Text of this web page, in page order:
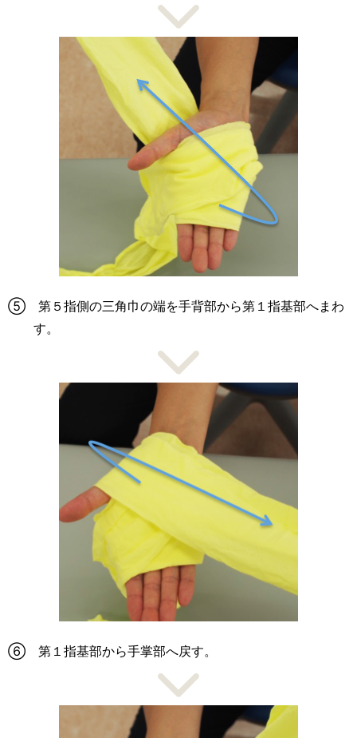
⑤ 第５指側の三角巾の端を手背部から第１指基部へまわ
す。
⑥ 第１指基部から手掌部へ戻す。